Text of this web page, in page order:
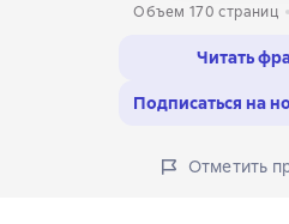
Объем 170 страниц
Читать
Подписаться на
Отметить